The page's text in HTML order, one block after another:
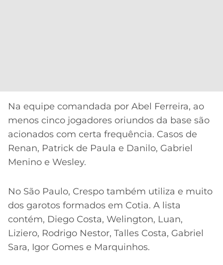
Na equipe comandada por Abel Ferreira, ao
menos cinco jogadores oriundos da base são
acionados com certa frequência. Casos de
Renan, Patrick de Paula e Danilo, Gabriel
Menino e Wesley.
No São Paulo, Crespo também utiliza e muito
dos garotos formados em Cotia. A lista
contém, Diego Costa, Welington, Luan,
Liziero, Rodrigo Nestor, Talles Costa, Gabriel
Sara, Igor Gomes e Marquinhos.